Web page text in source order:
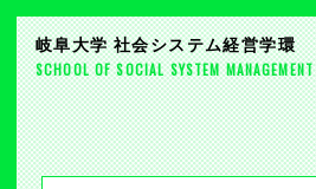
岐阜大学 社会システム経営学環
SCHOOL OF SOCIAL SYSTEM MANAGEMENT